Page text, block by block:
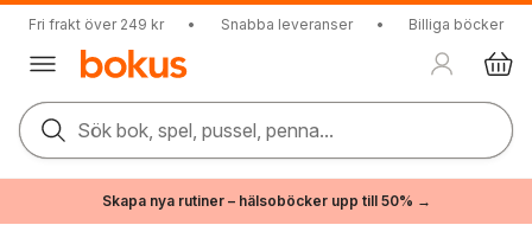
Fri frakt över 249 kr • Snabba leveranser • Billiga böcker
Sök bok, spel, pussel, penna...
Skapa nya rutiner – hälsoböcker upp till 50% →